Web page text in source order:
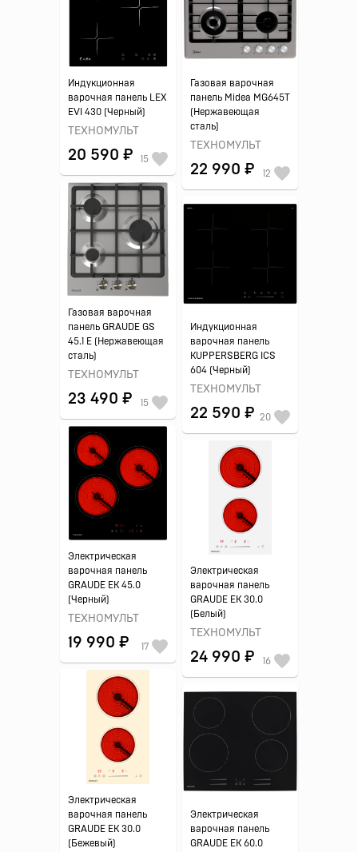
Индукционная
варочная панель LEX
EVI 430 (Черный)
ТЕХНОМУЛЬТ
20 590 ₽ 15
Газовая варочная
панель Midea MG645T
(Нержавеющая
сталь)
ТЕХНОМУЛЬТ
22 990 ₽ 12
Газовая варочная
панель GRAUDE GS
45.1 E (Нержавеющая
сталь)
ТЕХНОМУЛЬТ
23 490 ₽ 15
Индукционная
варочная панель
KUPPERSBERG ICS
604 (Черный)
ТЕХНОМУЛЬТ
22 590 ₽ 20
Электрическая
варочная панель
GRAUDE EK 45.0
(Черный)
ТЕХНОМУЛЬТ
19 990 ₽ 17
Электрическая
варочная панель
GRAUDE EK 30.0
(Белый)
ТЕХНОМУЛЬТ
24 990 ₽ 16
Электрическая
варочная панель
GRAUDE EK 30.0
(Бежевый)
Электрическая
варочная панель
GRAUDE EK 60.0